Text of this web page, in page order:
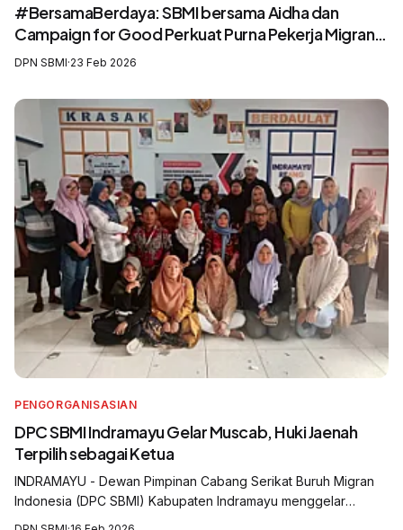
#BersamaBerdaya: SBMI bersama Aidha dan
Campaign for Good Perkuat Purna Pekerja Migran
sebagai Agen Perubahan dan Pelatih Migrasi Aman
DPN SBMI·23 Feb 2026
PENGORGANISASIAN
DPC SBMI Indramayu Gelar Muscab, Huki Jaenah
Terpilih sebagai Ketua
INDRAMAYU - Dewan Pimpinan Cabang Serikat Buruh Migran
Indonesia (DPC SBMI) Kabupaten Indramayu menggelar